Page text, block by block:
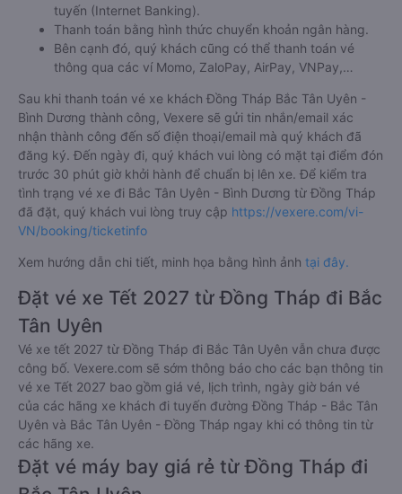
tuyến (Internet Banking).
Thanh toán bằng hình thức chuyển khoản ngân hàng.
Bên cạnh đó, quý khách cũng có thể thanh toán vé
thông qua các ví Momo, ZaloPay, AirPay, VNPay,…
Sau khi thanh toán vé xe khách Đồng Tháp Bắc Tân Uyên -
Bình Dương thành công, Vexere sẽ gửi tin nhắn/email xác
nhận thành công đến số điện thoại/email mà quý khách đã
đăng ký. Đến ngày đi, quý khách vui lòng có mặt tại điểm đón
trước 30 phút giờ khởi hành để chuẩn bị lên xe. Để kiểm tra
tình trạng vé xe đi Bắc Tân Uyên - Bình Dương từ Đồng Tháp
đã đặt, quý khách vui lòng truy cập https://vexere.com/vi-
VN/booking/ticketinfo
Xem hướng dẫn chi tiết, minh họa bằng hình ảnh tại đây.
Đặt vé xe Tết 2027 từ Đồng Tháp đi Bắc
Tân Uyên
Vé xe tết 2027 từ Đồng Tháp đi Bắc Tân Uyên vẫn chưa được
công bố. Vexere.com sẽ sớm thông báo cho các bạn thông tin
vé xe Tết 2027 bao gồm giá vé, lịch trình, ngày giờ bán vé
của các hãng xe khách đi tuyến đường Đồng Tháp - Bắc Tân
Uyên và Bắc Tân Uyên - Đồng Tháp ngay khi có thông tin từ
các hãng xe.
Đặt vé máy bay giá rẻ từ Đồng Tháp đi